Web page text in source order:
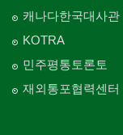
캐나다한국대사관
KOTRA
민주평통토론토
재외통포협력센터